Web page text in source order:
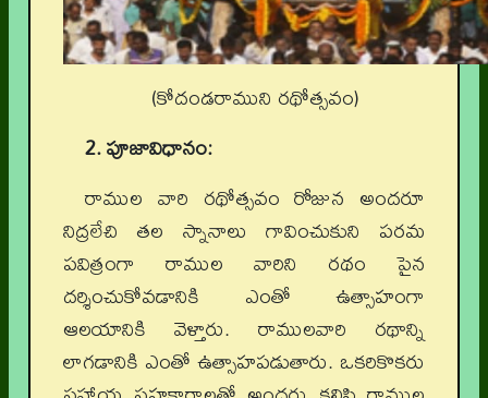
(కోదండరాముని రథోత్సవం)
2. పూజావిధానం:
రాముల వారి రథోత్సవం రోజున అందరూ
నిద్రలేచి తల స్నానాలు గావించుకుని పరమ
పవిత్రంగా రాముల వారిని రథం పైన
దర్శించుకోవడానికి ఎంతో ఉత్సాహంగా
ఆలయానికి వెళ్తారు. రాములవారి రథాన్ని
లాగడానికి ఎంతో ఉత్సాహపడుతారు. ఒకరికొకరు